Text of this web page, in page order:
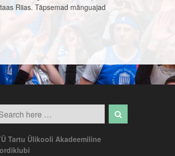
Riias. Täpsemad mänguajad
Tartu Ülikooli Akadeemiline